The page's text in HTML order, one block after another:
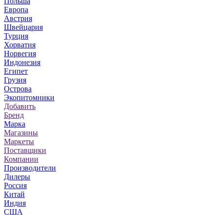
Европа
Австрия
Швейцария
Турция
Хорватия
Норвегия
Индонезия
Египет
Грузия
Острова
Экопитомники
Добавить
Бренд
Марка
Магазины
Маркеты
Поставщики
Компании
Производители
Дилеры
Россия
Китай
Индия
США